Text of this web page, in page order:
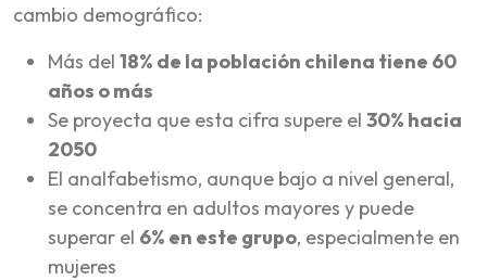
cambio demográfico:
Más del 18% de la población chilena tiene 60
años o más
Se proyecta que esta cifra supere el 30% hacia
2050
El analfabetismo, aunque bajo a nivel general,
se concentra en adultos mayores y puede
superar el 6% en este grupo, especialmente en
mujeres